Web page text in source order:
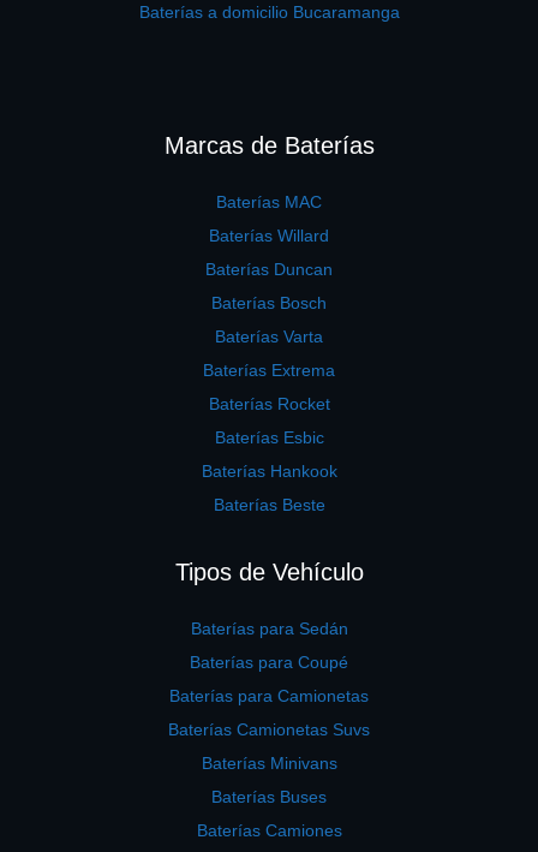
Baterías a domicilio Bucaramanga
Marcas de Baterías
Baterías MAC
Baterías Willard
Baterías Duncan
Baterías Bosch
Baterías Varta
Baterías Extrema
Baterías Rocket
Baterías Esbic
Baterías Hankook
Baterías Beste
Tipos de Vehículo
Baterías para Sedán
Baterías para Coupé
Baterías para Camionetas
Baterías Camionetas Suvs
Baterías Minivans
Baterías Buses
Baterías Camiones